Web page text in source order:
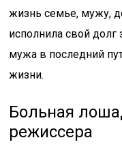
жизнь семье, мужу,
исполнила свой
мужа в последний
жизни.
Больная
режиссера